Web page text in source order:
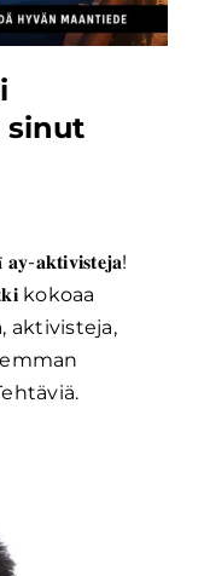
sinut
𝐚𝐤𝐭𝐢𝐯𝐢𝐬𝐭𝐞𝐣𝐚!
kokoaa
aktivisteja,